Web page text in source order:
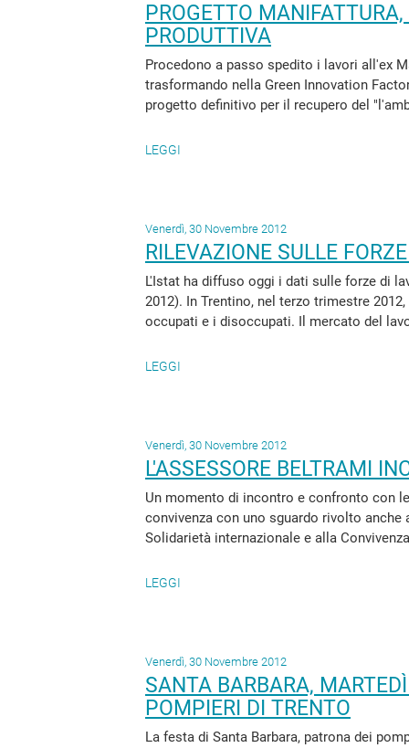
PROGETTO
PRODUTTIVA
Procedono a passo spedito i lavori all'ex
trasformando nella Green Innovation
progetto definitivo per il recupero del
LEGGI
Venerdì, 30 Novembre 2012
RILEVAZIONE SULLE
L'Istat ha diffuso oggi i dati sulle forze di
2012). In Trentino, nel terzo trimestre
occupati e i disoccupati. Il mercato del
LEGGI
Venerdì, 30 Novembre 2012
L'ASSESSORE BELTRAMI
Un momento di incontro e confronto con
convivenza con uno sguardo rivolto
Solidarietà internazionale e alla
LEGGI
Venerdì, 30 Novembre 2012
SANTA BARBARA,
POMPIERI DI TRENTO
La festa di Santa Barbara, patrona dei